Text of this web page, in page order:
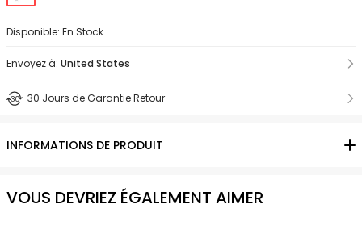
Disponible: En Stock
Envoyez à: United States
30 Jours de Garantie Retour
INFORMATIONS DE PRODUIT
VOUS DEVRIEZ ÉGALEMENT AIMER